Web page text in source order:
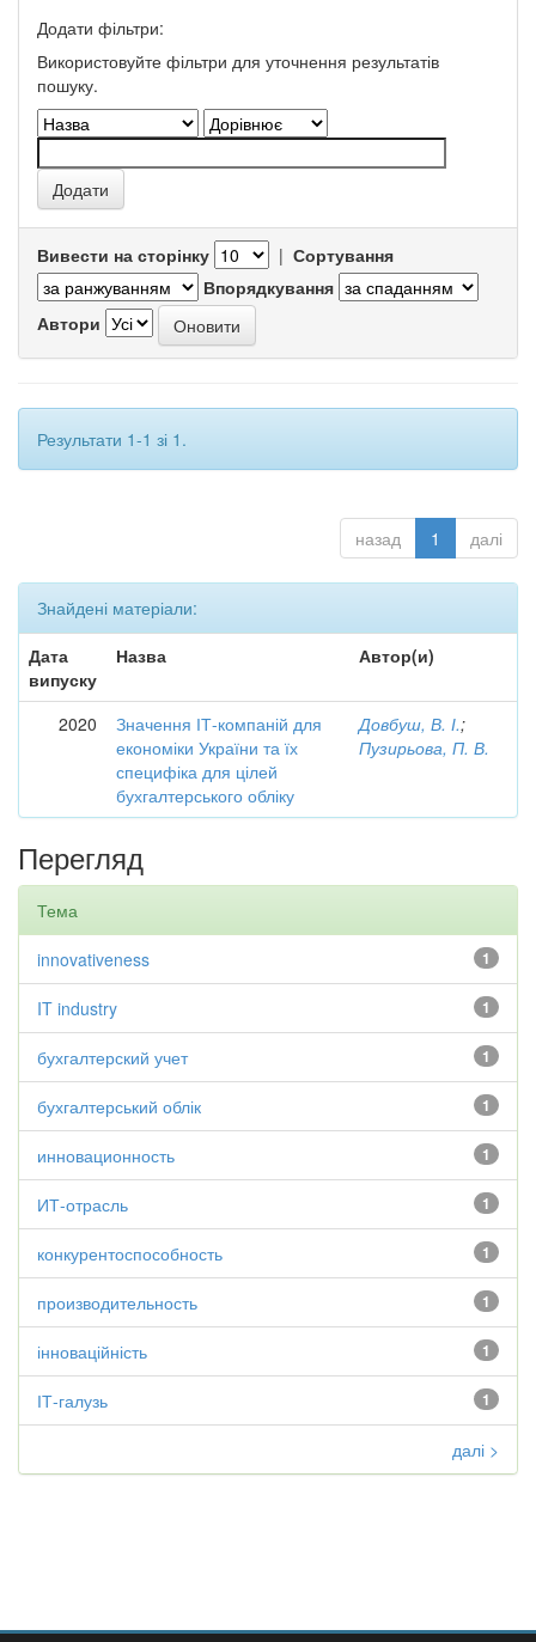
Додати фільтри:
Використовуйте фільтри для уточнення результатів
пошуку.
Вивести на сторінку | Сортування
Впорядкування
Автори
Результати 1-1 зі 1.
назад 1 далі
Знайдені матеріали:
Дата
випуску
Назва Автор(и)
2020
Значення ІТ-компаній для
економіки України та їх
специфіка для цілей
бухгалтерського обліку
Довбуш, В. І.;
Пузирьова, П. В.
Перегляд
Тема
1
innovativeness
1
IT industry
1
бухгалтерский учет
1
бухгалтерський облік
1
инновационность
1
ИТ-отрасль
1
конкурентоспособность
1
производительность
1
інноваційність
1
ІТ-галузь
далі >